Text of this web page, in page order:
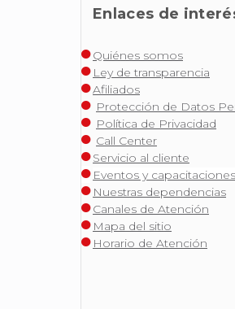
Enlaces de
Quiénes somos
Ley de transparencia
Afiliados
Protección de Datos
Política de Privacidad
Call Center
Servicio al cliente
Eventos y capacitaciones
Nuestras dependencias
Canales de Atención
Mapa del sitio
Horario de Atención